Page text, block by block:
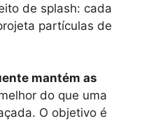
de splash: cada
partículas de
mantém as
do que uma
O objetivo é